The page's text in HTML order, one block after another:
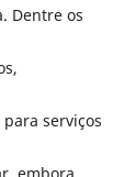
Dentre os
serviços